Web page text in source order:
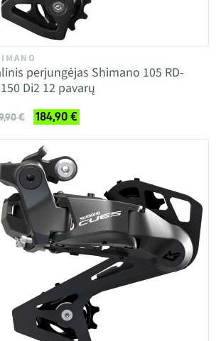
perjungėjas Shimano 105 RD-
Di2 12 pavarų
€ 184,90 €